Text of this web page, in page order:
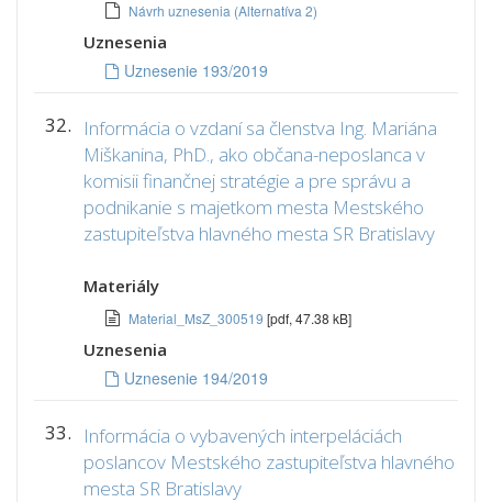
Návrh uznesenia (Alternatíva 2)
Uznesenia
Uznesenie 193/2019
32.
Informácia o vzdaní sa členstva Ing. Mariána
Miškanina, PhD., ako občana-neposlanca v
komisii finančnej stratégie a pre správu a
podnikanie s majetkom mesta Mestského
zastupiteľstva hlavného mesta SR Bratislavy
Materiály
Material_MsZ_300519 [pdf, 47.38 kB]
Uznesenia
Uznesenie 194/2019
33.
Informácia o vybavených interpeláciách
poslancov Mestského zastupiteľstva hlavného
mesta SR Bratislavy